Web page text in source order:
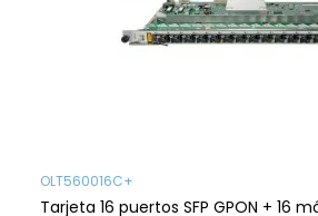
OLT560016C+
Tarjeta 16 puertos SFP GPON + 16 módulos SFP GPON